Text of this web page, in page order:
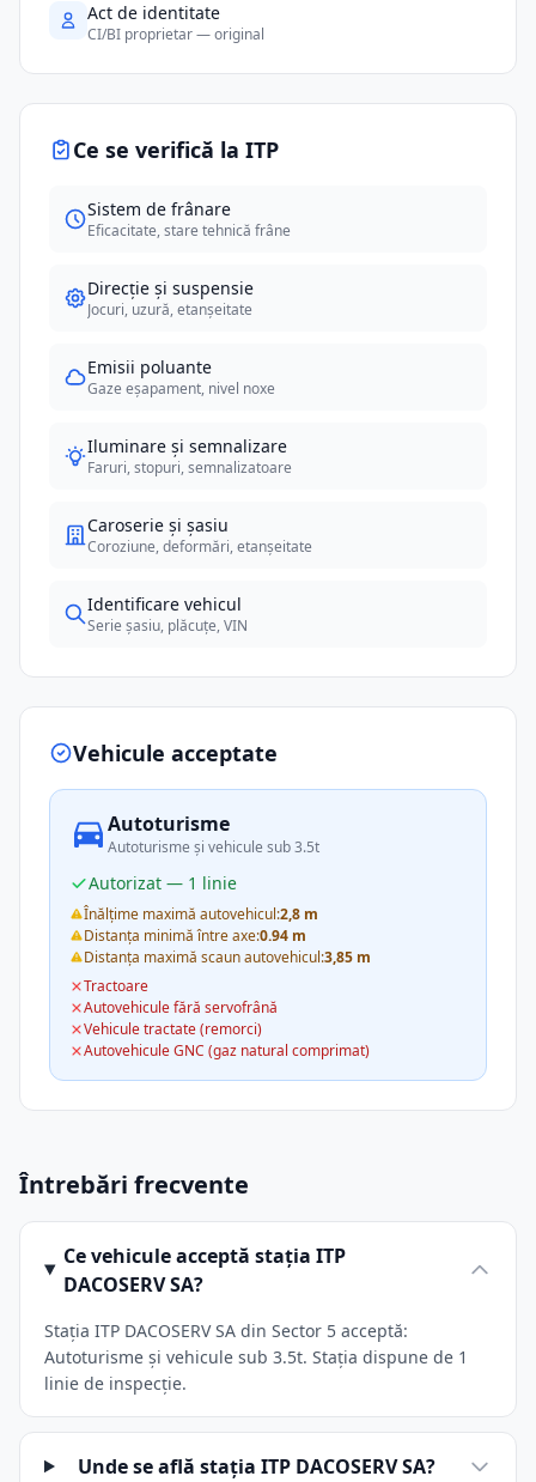
Act de identitate
CI/BI proprietar — original
Ce se verifică la ITP
Sistem de frânare
Eficacitate, stare tehnică frâne
Direcție și suspensie
Jocuri, uzură, etanșeitate
Emisii poluante
Gaze eșapament, nivel noxe
Iluminare și semnalizare
Faruri, stopuri, semnalizatoare
Caroserie și șasiu
Coroziune, deformări, etanșeitate
Identificare vehicul
Serie șasiu, plăcuțe, VIN
Vehicule acceptate
Autoturisme
Autoturisme și vehicule sub 3.5t
Autorizat — 1 linie
Înălțime maximă autovehicul:2,8 m
Distanța minimă între axe:0.94 m
Distanța maximă scaun autovehicul:3,85 m
Tractoare
Autovehicule fără servofrână
Vehicule tractate (remorci)
Autovehicule GNC (gaz natural comprimat)
Întrebări frecvente
Ce vehicule acceptă stația ITP
DACOSERV SA?
Stația ITP DACOSERV SA din Sector 5 acceptă:
Autoturisme și vehicule sub 3.5t. Stația dispune de 1
linie de inspecție.
Unde se află stația ITP DACOSERV SA?